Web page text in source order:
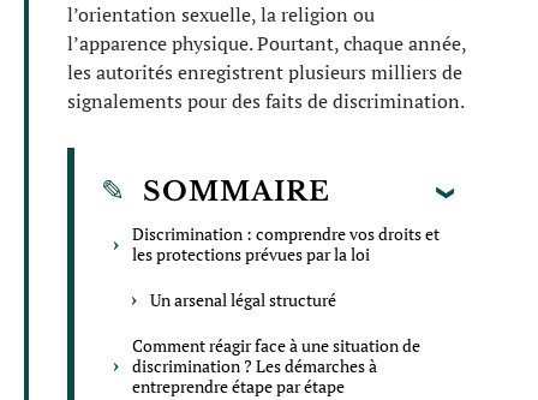
l’orientation sexuelle, la religion ou
l’apparence physique. Pourtant, chaque année,
les autorités enregistrent plusieurs milliers de
signalements pour des faits de discrimination.
SOMMAIRE
Discrimination : comprendre vos droits et
les protections prévues par la loi
Un arsenal légal structuré
Comment réagir face à une situation de
discrimination ? Les démarches à
entreprendre étape par étape